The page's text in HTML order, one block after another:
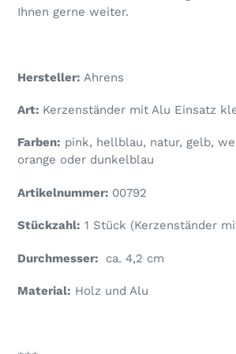
Ihnen gerne weiter.
Hersteller: Ahrens
Art: Kerzenständer mit Alu Einsatz
Farben: pink, hellblau, natur, gelb,
orange oder dunkelblau
Artikelnummer: 00792
Stückzahl: 1 Stück (Kerzenständer
Durchmesser: ca. 4,2 cm
Material: Holz und Alu